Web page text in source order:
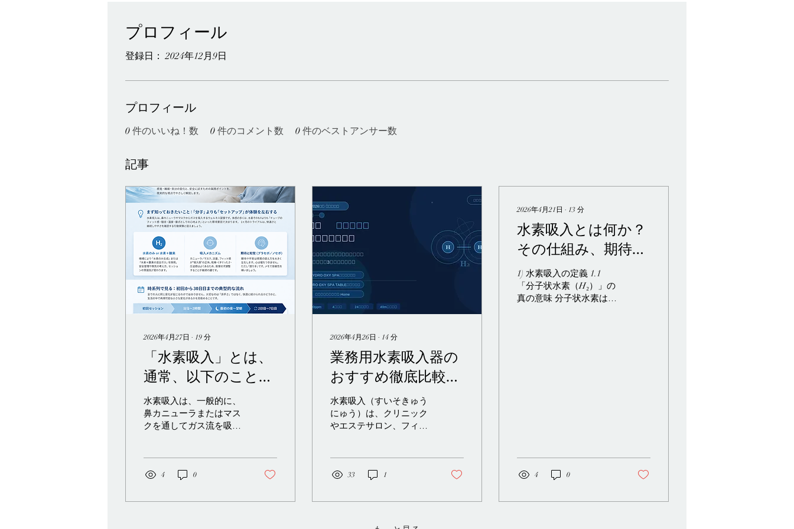
プロフィール
登録日： 2024年12月9日
プロフィール
0 件のいいね！数 0 件のコメント数 0 件のベストアンサー数
記事
2026年4月27日 ∙ 19 分
「水素吸入」とは、
通常、以下のことを
意味します。
水素吸入は、一般的に、
鼻カニューラまたはマス
クを通してガス流を吸入
上で重要なのは、分子そ
トアップです。チューブ
4 0
2026年4月26日 ∙ 14 分
業務用水素吸入器の
おすすめ徹底比較｜
クリニック・エステ
サロン・施設向け選
び方ガイド【2026年
最新版】
水素吸入（すいそきゅう
にゅう）は、クリニック
やエステサロン、フィッ
です。一方で、市場には
器が存在し、「どの機器
分からない」という声も
33 1
2026年4月21日 ∙ 13 分
水素吸入とは何か？
その仕組み、期待さ
れる効果、そして重
要な注意点
1) 水素吸入の定義 1.1
「分子状水素（H₂）」の
真の意味 分子状水素は、
入とは何か（そして何で
ないか） 水素吸入は酸素
4 0